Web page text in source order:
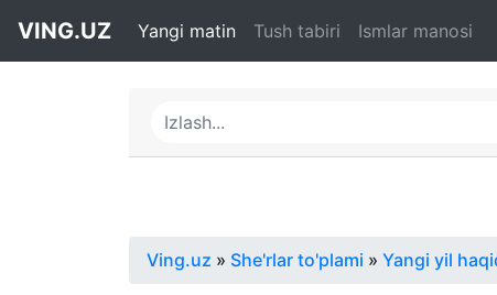
VING.UZ Yangi matin Tush tabiri Ismlar manosi
Ving.uz » She'rlar to'plami » Yangi yil